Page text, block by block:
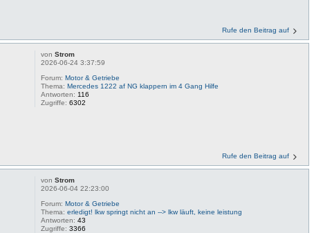
Rufe den Beitrag auf
vonStrom
2026-06-24 3:37:59
Forum:Motor & Getriebe
Thema:Mercedes 1222 af NG klappern im 4 Gang Hilfe
Antworten: 116
Zugriffe:6302
Rufe den Beitrag auf
vonStrom
2026-06-04 22:23:00
Forum:Motor & Getriebe
Thema:erledigt! lkw springt nicht an --> lkw läuft, keine leistung
Antworten:43
Zugriffe:3366